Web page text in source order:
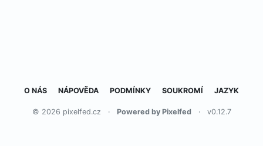
O NÁS NÁPOVĚDA PODMÍNKY SOUKROMÍ JAZYK
© 2026 pixelfed.cz · Powered by Pixelfed · v0.12.7